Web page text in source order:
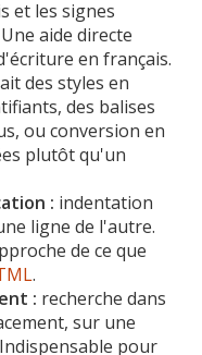
et les signes
aide directe
en français.
des styles en
des balises
ou conversion en
plutôt qu'un
: indentation
ligne de l'autre.
de ce que
.
: recherche dans
sur une
pour